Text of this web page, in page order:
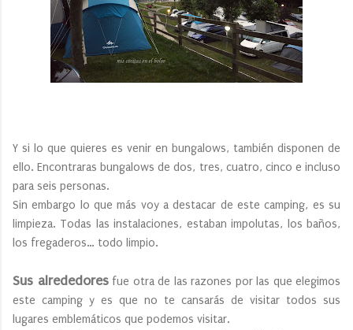
Y si lo que quieres es venir en bungalows, también disponen de
ello. Encontraras bungalows de dos, tres, cuatro, cinco e incluso
para seis personas.
Sin embargo lo que más voy a destacar de este camping, es su
limpieza. Todas las instalaciones, estaban impolutas, los baños,
los fregaderos… todo limpio.
Sus alrededoresfue otra de las razones por las que elegimos
este camping y es que no te cansarás de visitar todos sus
lugares emblemáticos que podemos visitar.